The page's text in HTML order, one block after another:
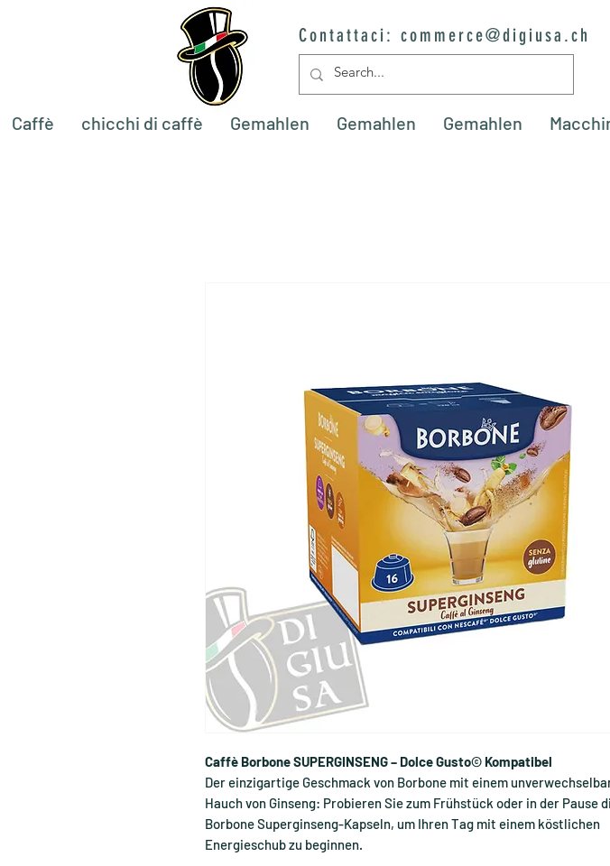
Contattaci: commerce@digiusa.ch
Caffè chicchi di caffè Gemahlen Gemahlen Gemahlen
Caffè Borbone SUPERGINSENG – Dolce Gusto© Kompatibel
Der einzigartige Geschmack von Borbone mit einem
Hauch von Ginseng: Probieren Sie zum Frühstück oder in der Pause
Borbone Superginseng-Kapseln, um Ihren Tag mit einem köstlichen
Energieschub zu beginnen.